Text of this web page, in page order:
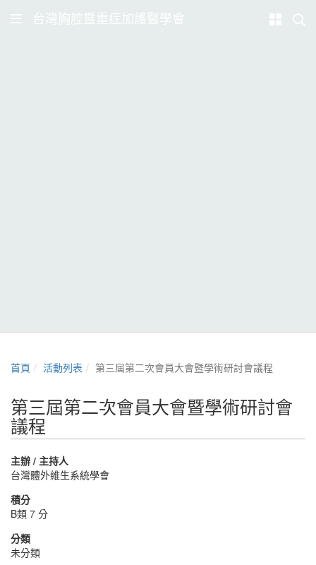
台灣胸腔暨重症加護醫學會
首頁 活動列表 第三屆第二次會員大會暨學術研討會議程
第三屆第二次會員大會暨學術研討會
議程
主辦 / 主持人
台灣體外維生系統學會
積分
B類 7 分
分類
未分類